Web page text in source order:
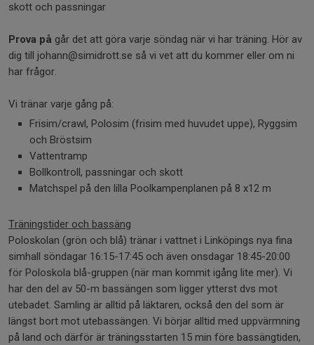
skott och passningar
Prova på går det att göra varje söndag när vi har träning. Hör av
dig till johann@simidrott.se så vi vet att du kommer eller om ni
har frågor.
Vi tränar varje gång på:
Frisim/crawl, Polosim (frisim med huvudet uppe), Ryggsim
och Bröstsim
Vattentramp
Bollkontroll, passningar och skott
Matchspel på den lilla Poolkampenplanen på 8 x12 m
Träningstider och bassäng
Poloskolan (grön och blå) tränar i vattnet i Linköpings nya fina
simhall söndagar 16:15-17:45 och även onsdagar 18:45-20:00
för Poloskola blå-gruppen (när man kommit igång lite mer). Vi
har den del av 50-m bassängen som ligger ytterst dvs mot
utebadet. Samling är alltid på läktaren, också den del som är
längst bort mot utebassängen. Vi börjar alltid med uppvärmning
på land och därför är träningsstarten 15 min före bassängtiden,